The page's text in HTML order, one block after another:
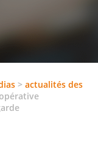
>actualités des